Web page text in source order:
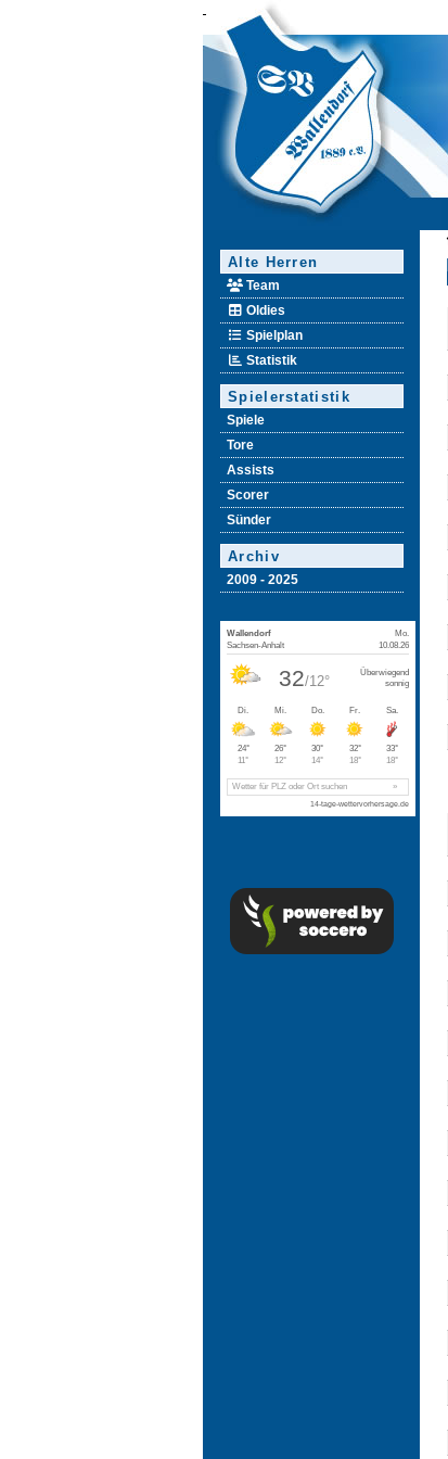
Alte Herren
Team
Oldies
Spielplan
Statistik
Spielerstatistik
Spiele
Tore
Assists
Scorer
Sünder
Archiv
2009 - 2025